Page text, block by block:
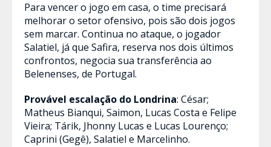
Para vencer o jogo em casa, o time precisará
melhorar o setor ofensivo, pois são dois jogos
sem marcar. Continua no ataque, o jogador
Salatiel, já que Safira, reserva nos dois últimos
confrontos, negocia sua transferência ao
Belenenses, de Portugal.
Provável escalação do Londrina: César;
Matheus Bianqui, Saimon, Lucas Costa e Felipe
Vieira; Tárik, Jhonny Lucas e Lucas Lourenço;
Caprini (Gegê), Salatiel e Marcelinho.